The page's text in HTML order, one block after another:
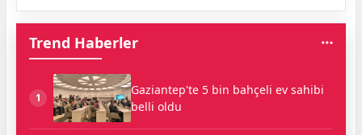
Trend Haberler
1
Gaziantep'te 5 bin bahçeli ev sahibi
belli oldu